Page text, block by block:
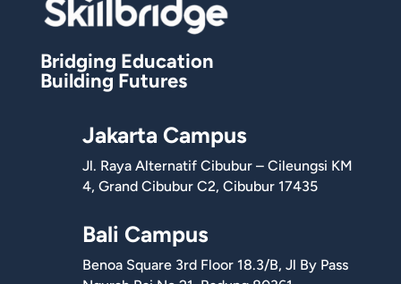
Bridging Education
Building Futures
Jakarta Campus
Jl. Raya Alternatif Cibubur – Cileungsi KM
4, Grand Cibubur C2, Cibubur 17435
Bali Campus
Benoa Square 3rd Floor 18.3/B, Jl By Pass